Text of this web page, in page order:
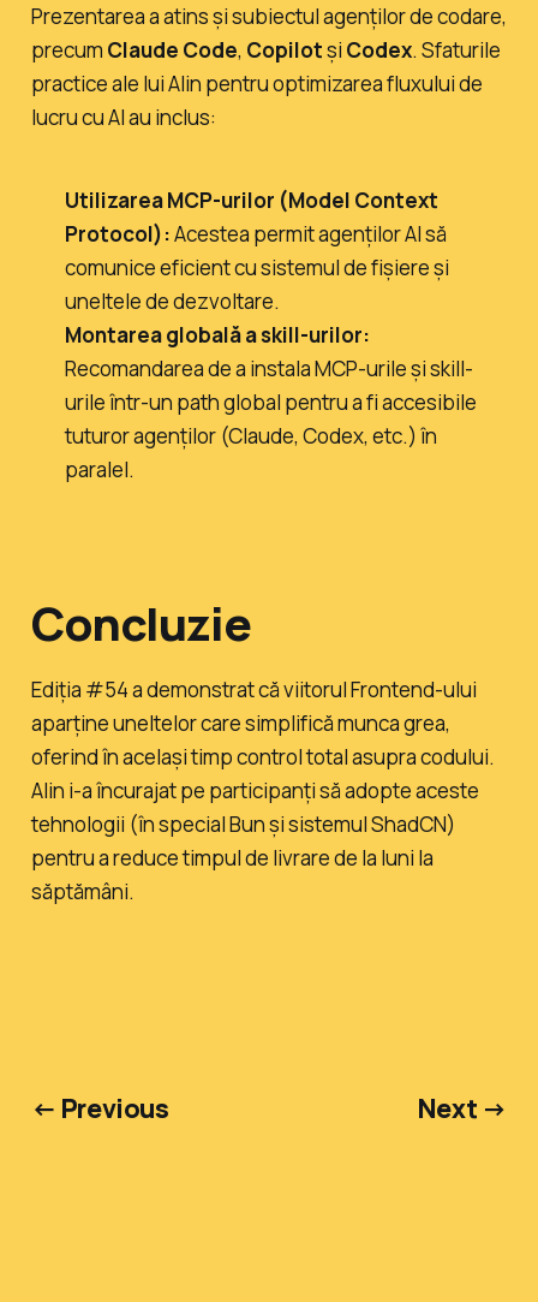
Prezentarea a atins și subiectul agenților de codare,
precum Claude Code, Copilotși Codex. Sfaturile
practice ale lui Alin pentru optimizarea fluxului de
lucru cu AI au inclus:
Utilizarea MCP-urilor (Model Context
Protocol):Acestea permit agenților AI să
comunice eficient cu sistemul de fișiere și
uneltele de dezvoltare.
Montarea globală a skill-urilor:
Recomandarea de a instala MCP-urile și skill-
urile într-un path global pentru a fi accesibile
tuturor agenților (Claude, Codex, etc.) în
paralel.
Concluzie
Ediția #54 a demonstrat că viitorul Frontend-ului
aparține uneltelor care simplifică munca grea,
oferind în același timp control total asupra codului.
Alin i-a încurajat pe participanți să adopte aceste
tehnologii (în special Bun și sistemul ShadCN)
pentru a reduce timpul de livrare de la luni la
săptămâni.
← Previous Next →